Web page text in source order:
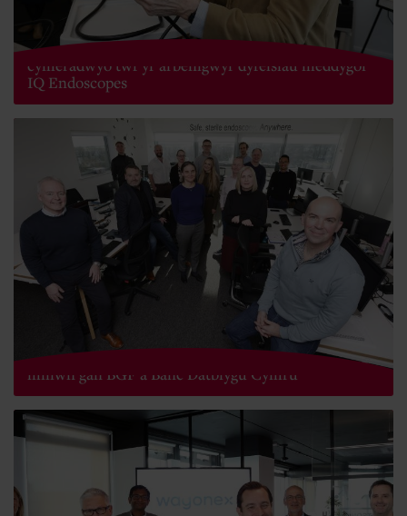
Ysgrifennydd Cymru David TC Davies yn
cymeradwyo twf yr arbenigwyr dyfeisiau meddygol
IQ Endoscopes
IQ Endoscopes yn sicrhau buddsoddiad o £5.2
miliwn gan BGF a Banc Datblygu Cymru